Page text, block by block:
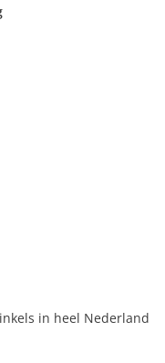
in heel Nederland